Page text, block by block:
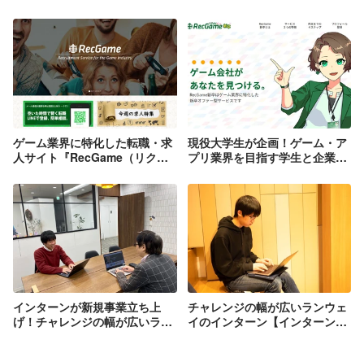
ゲーム業界に特化した転職・求
人サイト『RecGame（リクガ
現役大学生が企画！ゲーム・ア
プリ業界を目指す学生と企業を
『RecGame新卒』をリリース
インターンが新規事業立ち上
げ！チャレンジの幅が広いラン
チャレンジの幅が広いランウェ
イのインターン【インターンか